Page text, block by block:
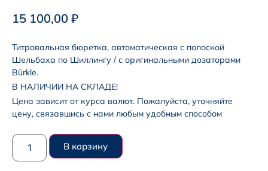
15 100,00 ₽
Титровальная бюретка, автоматическая с полоской
Шельбаха по Шиллингу / с оригинальными дозаторами
Bürkle.
В НАЛИЧИИ НА СКЛАДЕ!
Цена зависит от курса валют. Пожалуйста, уточняйте
цену, связавшись с нами любым удобным способом
В корзину